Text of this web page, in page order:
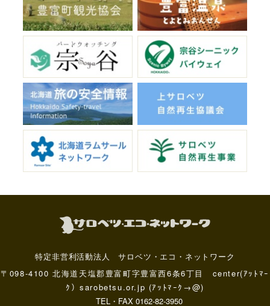
特定非営利活動法人 サロベツ・エコ・ネットワーク
〒098-4100 北海道天塩郡豊富町字豊富西6条6丁目 center(ｱｯﾄﾏｰ
ｸ）sarobetsu.or.jp (ｱｯﾄﾏｰｸ→@)
TEL・FAX 0162-82-3950